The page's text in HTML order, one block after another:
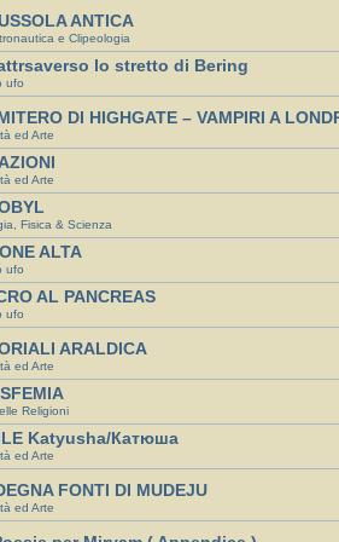
ANTICA
e Clipeologia
lo stretto di Bering
ufo
DI HIGHGATE – VAMPIRI A
ed Arte
ed Arte
Fisica & Scienza
ALTA
ufo
AL PANCREAS
ufo
ARALDICA
ed Arte
Religioni
Katyusha/Катюша
ed Arte
FONTI DI MUDEJU
ed Arte